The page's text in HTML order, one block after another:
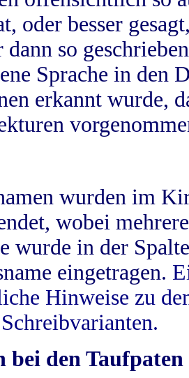
oder besser
dann so
Sprache in
erkannt wurde,
wurden im
wobei
wurde in der
eingetragen.
Hinweise zu
bei den Taufpaten